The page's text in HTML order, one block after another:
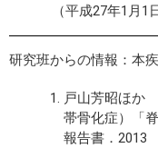
（平成27年1月
研究班からの情報：本
戸山芳昭ほか
帯骨化症）「
報告書．2013